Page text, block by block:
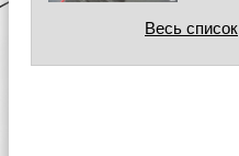
Весь список